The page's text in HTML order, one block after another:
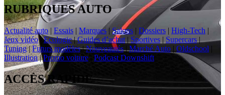
RUBRIQUES AUTO
Actualité auto | Essais | Marques |Salons | Dossiers | High-Tech |
Jeux vidéo|Ecologie|Guides d’achat | Sportives | Supercars |
Tuning|Futurs modèles|Nouveautés|Marché Auto | Oldschool |
Illustration|Promo voiture Podcast Downshift
ACCÈS RAPIDE